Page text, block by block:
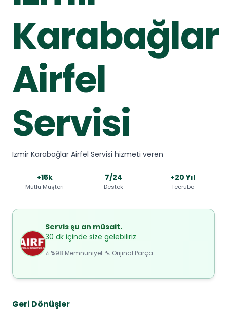
Karabağlar
Airfel
Servisi
İzmir Karabağlar Airfel Servisi hizmeti veren
+15k
Mutlu Müşteri
7/24
Destek
+20 Yıl
Tecrübe
Servis şu an müsait.
30 dk içinde size gelebiliriz
⭐ %98 Memnuniyet 🔧 Orijinal Parça
Geri Dönüşler